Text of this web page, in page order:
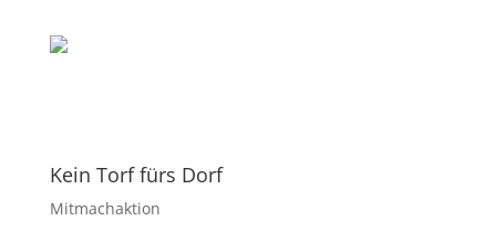
Kein Torf fürs Dorf
Mitmachaktion